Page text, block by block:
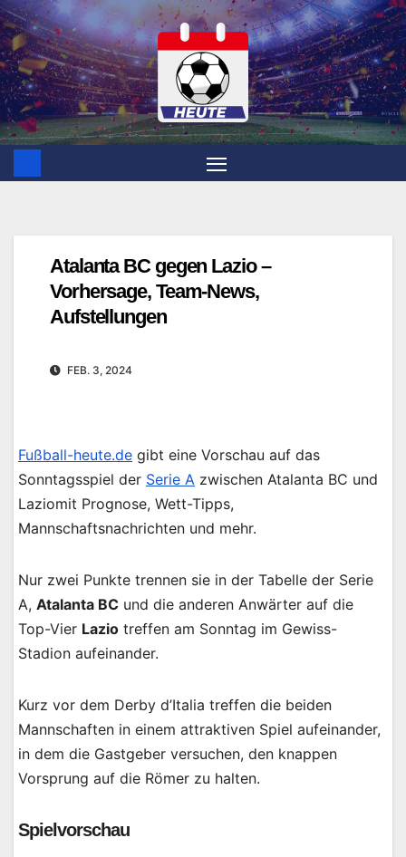
Zum
Inhalt
springen
Atalanta BC gegen Lazio –
Vorhersage, Team-News,
Aufstellungen
FEB. 3, 2024
Fußball-heute.de gibt eine Vorschau auf das
Sonntagsspiel der Serie A zwischen Atalanta BC und
Laziomit Prognose, Wett-Tipps,
Mannschaftsnachrichten und mehr.
Nur zwei Punkte trennen sie in der Tabelle der Serie
A, Atalanta BC und die anderen Anwärter auf die
Top-Vier Lazio treffen am Sonntag im Gewiss-
Stadion aufeinander.
Kurz vor dem Derby d’Italia treffen die beiden
Mannschaften in einem attraktiven Spiel aufeinander,
in dem die Gastgeber versuchen, den knappen
Vorsprung auf die Römer zu halten.
Spielvorschau